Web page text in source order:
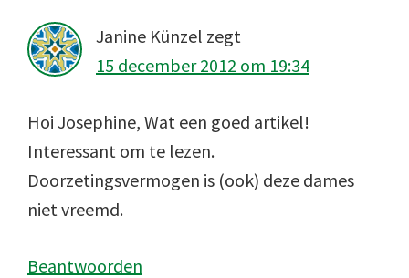
Janine Künzel zegt
15 december 2012 om 19:34
Hoi Josephine, Wat een goed artikel!
Interessant om te lezen.
Doorzetingsvermogen is (ook) deze dames
niet vreemd.
Beantwoorden